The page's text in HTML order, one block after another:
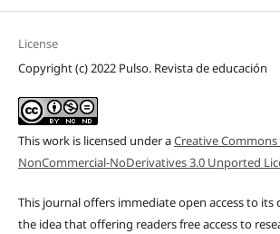
License
Copyright (c) 2022 Pulso. Revista de educación
This work is licensed under aCreative
NonCommercial-NoDerivatives 3.0 Unported
This journal offers immediate open access to its
the idea that offering readers free access to